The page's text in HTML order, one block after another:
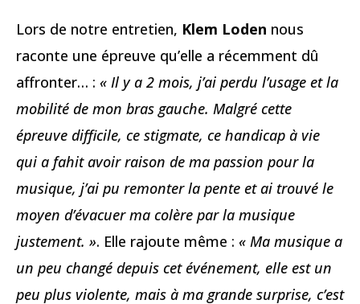
Lors de notre entretien, Klem Loden nous
raconte une épreuve qu’elle a récemment dû
affronter… : « Il y a 2 mois, j’ai perdu l’usage et la
mobilité de mon bras gauche. Malgré cette
épreuve difficile, ce stigmate, ce handicap à vie
qui a fahit avoir raison de ma passion pour la
musique, j’ai pu remonter la pente et ai trouvé le
moyen d’évacuer ma colère par la musique
justement. ». Elle rajoute même : « Ma musique a
un peu changé depuis cet événement, elle est un
peu plus violente, mais à ma grande surprise, c’est